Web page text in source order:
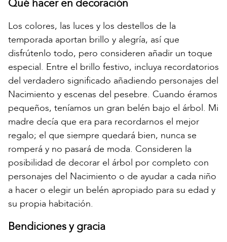
Qué hacer en decoración
Los colores, las luces y los destellos de la
temporada aportan brillo y alegría, así que
disfrútenlo todo, pero consideren añadir un toque
especial. Entre el brillo festivo, incluya recordatorios
del verdadero significado añadiendo personajes del
Nacimiento y escenas del pesebre. Cuando éramos
pequeños, teníamos un gran belén bajo el árbol. Mi
madre decía que era para recordarnos el mejor
regalo; el que siempre quedará bien, nunca se
romperá y no pasará de moda. Consideren la
posibilidad de decorar el árbol por completo con
personajes del Nacimiento o de ayudar a cada niño
a hacer o elegir un belén apropiado para su edad y
su propia habitación.
Bendiciones y gracia